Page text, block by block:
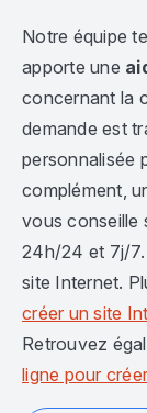
Notre équipe
apporte une
concernant la
demande est
personnalisée
complément,
vous conseille
24h/24 et 7j/7.
site Internet.
créer un site
Retrouvez
ligne pour